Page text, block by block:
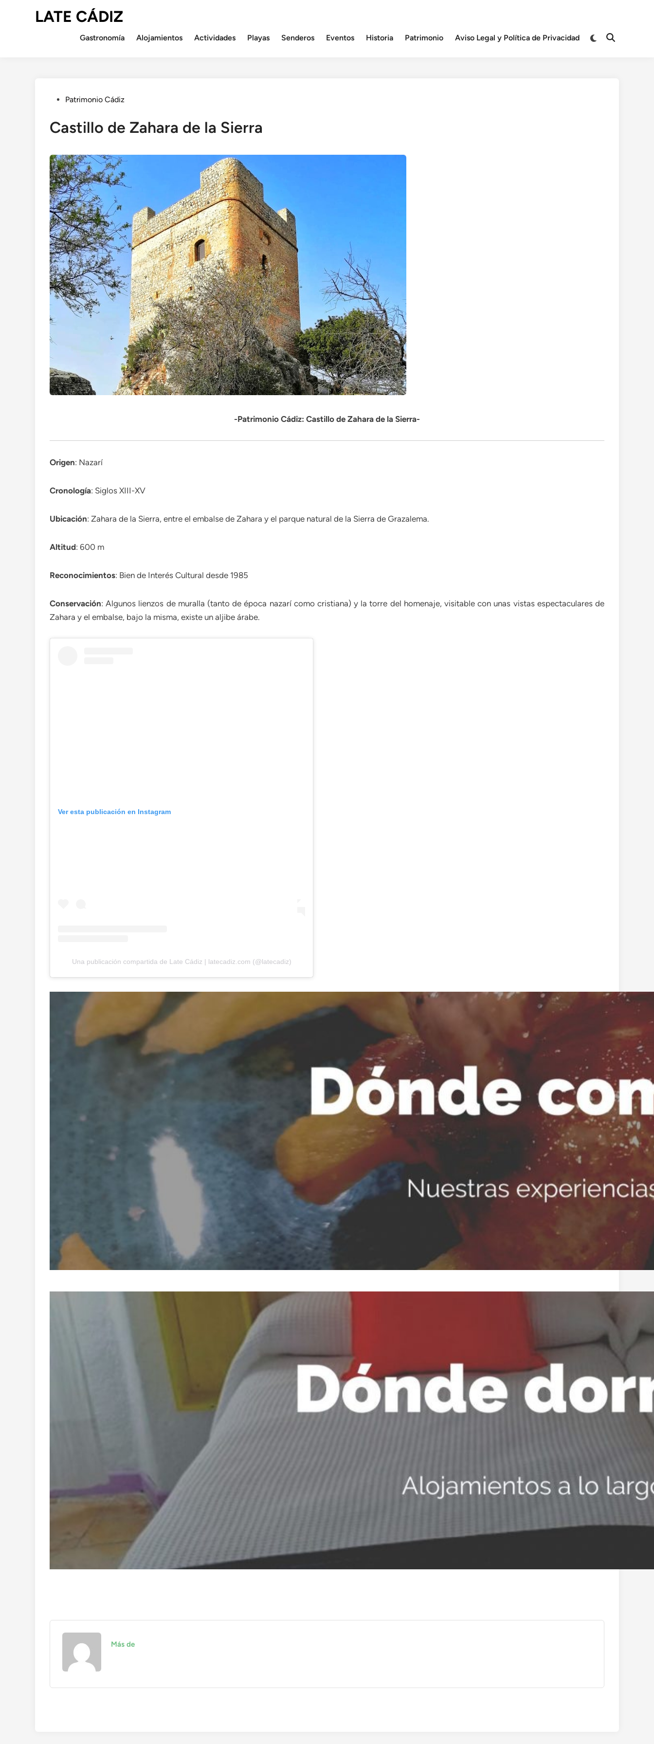
LATE CÁDIZ
Gastronomía Alojamientos Actividades Playas Senderos Eventos Historia Patrimonio Aviso Legal y Política de Privacidad
Cambiar
Abrir
Publicado
Patrimonio Cádiz
Castillo de Zahara de la Sierra
-Patrimonio Cádiz: Castillo de Zahara de la Sierra-
Origen: Nazarí
Cronología: Siglos XIII-XV
Ubicación: Zahara de la Sierra, entre el embalse de Zahara y el parque natural de la Sierra de Grazalema.
Altitud: 600 m
Reconocimientos: Bien de Interés Cultural desde 1985
Conservación: Algunos lienzos de muralla (tanto de época nazarí como cristiana) y la torre del homenaje, visitable con unas vistas espectaculares de
Zahara y el embalse, bajo la misma, existe un aljibe árabe.
Ver esta publicación en Instagram
Una publicación compartida de Late Cádiz | latecadiz.com (@latecadiz)
Más de